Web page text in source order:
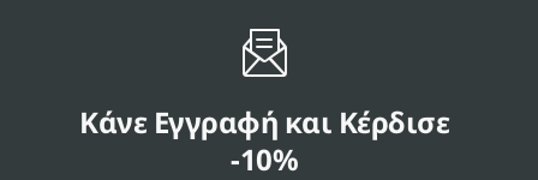
Κάνε Εγγραφή και Κέρδισε
-10%